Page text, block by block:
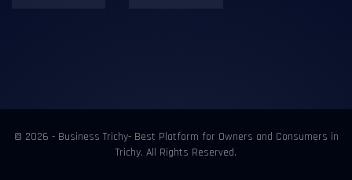
© 2026 - Business Trichy- Best Platform for Owners and Consumers in
Trichy. All Rights Reserved.